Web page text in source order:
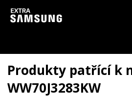
Vzhledem k aktuální situaci se může
zpozdit. Děkujeme za
Produkty patřící k
WW70J3283KW